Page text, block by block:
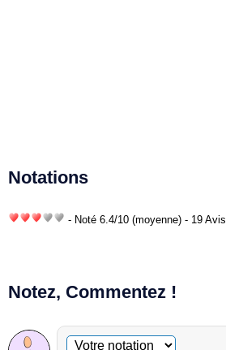
Notations
- Noté 6.4/10 (moyenne) - 19 Avis
Notez, Commentez !
Commentaire facultatif
Votre notation